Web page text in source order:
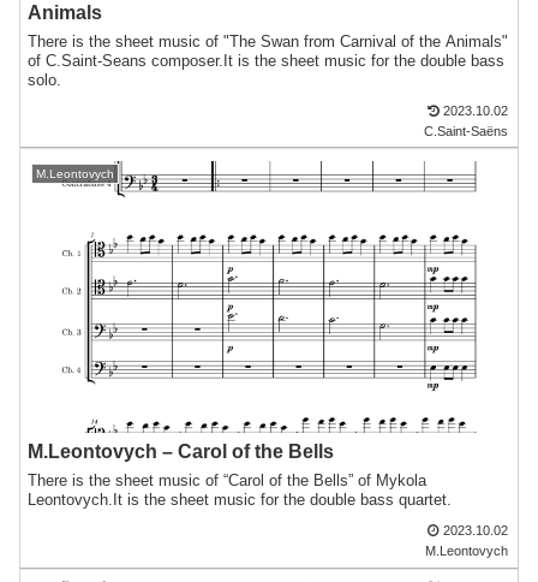
Animals
There is the sheet music of "The Swan from Carnival of the Animals"
of C.Saint-Seans composer.It is the sheet music for the double bass
solo.
2023.10.02
C.Saint-Saëns
M.Leontovych
M.Leontovych – Carol of the Bells
There is the sheet music of “Carol of the Bells” of Mykola
Leontovych.It is the sheet music for the double bass quartet.
2023.10.02
M.Leontovych